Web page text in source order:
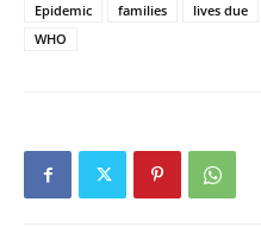
Epidemic
families lives due
WHO